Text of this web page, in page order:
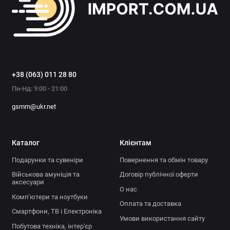
+38 (063) 011 28 80
Пн-Нд: 9:00 - 21:00
gsmm@ukr.net
Каталог
Подарунки та сувеніри
Військова амуніція та
аксесуари
Комп'ютери та ноутбуки
Смартфони, ТВ і Електроніка
Побутова техніка, інтер'єр
Клієнтам
Повернення та обмін товару
Договір публічної оферти
О нас
Оплата та доставка
Умови використання сайту